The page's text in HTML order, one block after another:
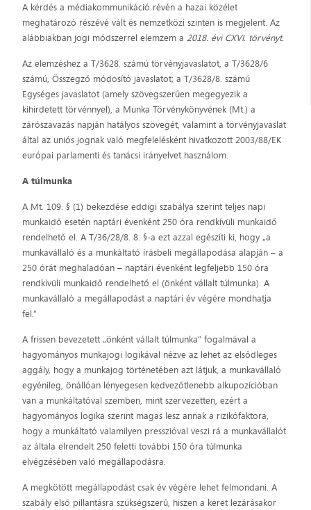
A kérdés a médiakommunikáció révén a hazai közélet
meghatározó részévé vált és nemzetközi szinten is megjelent. Az
alábbiakban jogi módszerrel elemzem a2018. évi CXVI. törvényt.
Az elemzéshez a T/3628. számú törvényjavaslatot, a T/3628/6
számú, Összegző módosító javaslatot; a T/3628/8. számú
Egységes javaslatot (amely szövegszerűen megegyezik a
kihirdetett törvénnyel), a Munka Törvénykönyvének (Mt.) a
zárószavazás napján hatályos szövegét, valamint a törvényjavaslat
által az uniós jognak való megfelelésként hivatkozott 2003/88/EK
európai parlamenti és tanácsi irányelvet használom.
A túlmunka
A Mt. 109. § (1) bekezdése eddigi szabálya szerint teljes napi
munkaidő esetén naptári évenként 250 óra rendkívüli munkaidő
rendelhető el. A T/36/28/8. 8. §-a ezt azzal egészíti ki, hogy „a
munkavállaló és a munkáltató írásbeli megállapodása alapján – a
250 órát meghaladóan – naptári évenként legfeljebb 150 óra
rendkívüli munkaidő rendelhető el (önként vállalt túlmunka). A
munkavállaló a megállapodást a naptári év végére mondhatja
fel.”
A frissen bevezetett „önként vállalt túlmunka” fogalmával a
hagyományos munkajogi logikával nézve az lehet az elsődleges
aggály, hogy a munkajog történetében azt látjuk, a munkavállaló
egyénileg, önállóan lényegesen kedvezőtlenebb alkupozícióban
van a munkáltatóval szemben, mint szervezetten, ezért a
hagyományos logika szerint magas lesz annak a rizikófaktora,
hogy a munkáltató valamilyen presszióval veszi rá a munkavállalót
az általa elrendelt 250 feletti további 150 óra túlmunka
elvégzésében való megállapodásra.
A megkötött megállapodást csak év végére lehet felmondani. A
szabály első pillantásra szükségszerű, hiszen a keret lezárásakor